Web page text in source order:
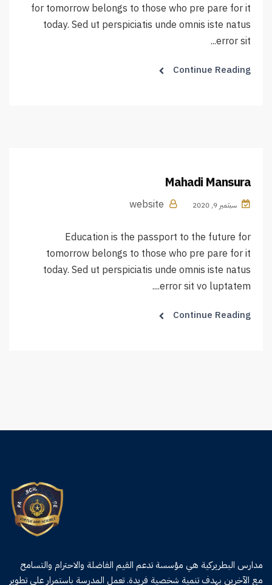
for tomorrow belongs to those who pre pare for it
today. Sed ut perspiciatis unde omnis iste natus
error sit...
Continue Reading
Mahadi Mansura
سبتمبر 9, 2020
Education is the passport to the future for
tomorrow belongs to those who pre pare for it
today. Sed ut perspiciatis unde omnis iste natus
error sit vo luptatem....
Continue Reading
مدارس البطريركية هي مؤسسة تدعم القيم الفاضلة والاحترام والتسامح
مع الآخرين بهدف تنمية شخصية فريدة. تعمل المدرسة باستمرار على تطوير